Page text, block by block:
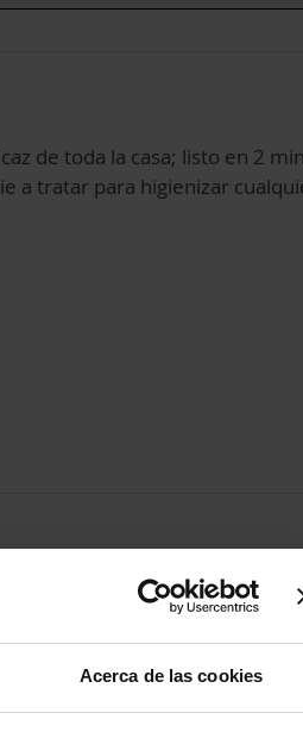
Acerca de las cookies
de toda la casa; listo en 2
a tratar para higienizar